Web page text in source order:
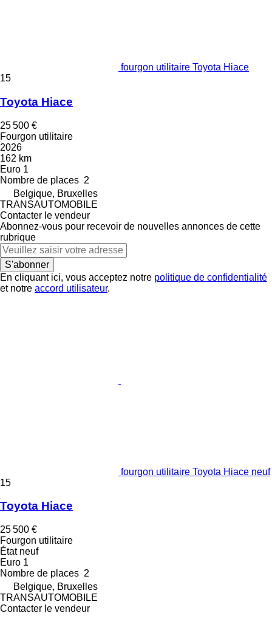
fourgon utilitaire Toyota Hiace
15
Toyota Hiace
25 500 €
Fourgon utilitaire
2026
162 km
Euro 1
Nombre de places 2
Belgique, Bruxelles
TRANSAUTOMOBILE
Contacter le vendeur
Abonnez-vous pour recevoir de nouvelles annonces de cette
rubrique
S'abonner
En cliquant ici, vous acceptez notre politique de confidentialité
et notre accord utilisateur.
fourgon utilitaire Toyota Hiace neuf
15
Toyota Hiace
25 500 €
Fourgon utilitaire
Étatneuf
Euro 1
Nombre de places 2
Belgique, Bruxelles
TRANSAUTOMOBILE
Contacter le vendeur